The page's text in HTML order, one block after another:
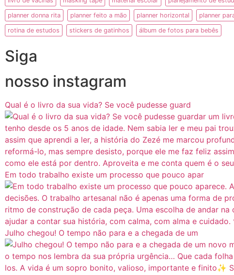
planner donna rita planner feito a mão planner horizontal planner
rotina de estudos stickers de gatinhos álbum de fotos para bebês
Siga
nosso instagram
Qual é o livro da sua vida? Se você pudesse guard
Em todo trabalho existe um processo que pouco apar
Julho chegou! O tempo não para e a chegada de um